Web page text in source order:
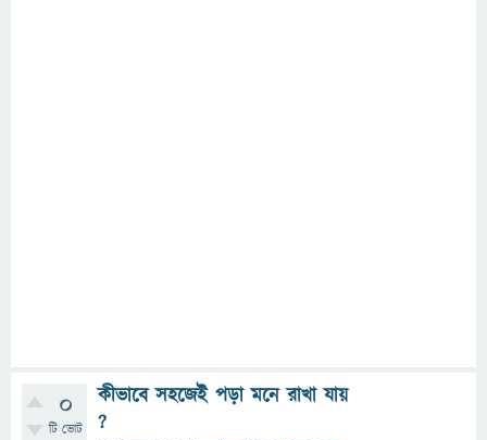
0
টি ভোট
কীভাবে সহজেই পড়া মনে রাখা যায়
?